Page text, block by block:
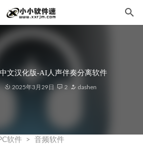
文汉化版-AI人声伴奏分离软件
2025年3月29日 2 dashen
软件 音频软件